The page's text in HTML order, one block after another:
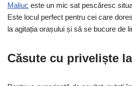
Maliuc este un mic sat pescăresc
Este locul perfect pentru cei care
la agitația orașului și să se bucure de
Căsute cu priveliște